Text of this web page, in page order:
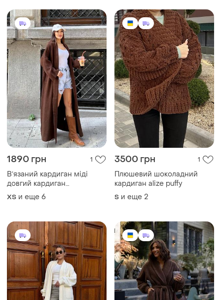
1890 грн 1
Вʼязаний кардиган міді
довгий кардиган
шоколадний кардиган міді
кардиган шоколад чорний
ХS и еще 6
3500 грн 1
Плюшевий шоколадний
кардиган alize puffy
S и еще 2